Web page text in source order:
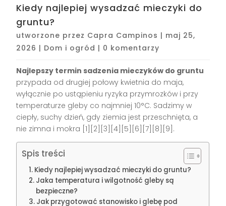
Kiedy najlepiej wysadzać mieczyki do
gruntu?
utworzone przez Capra Campinos | maj 25,
2026 | Dom i ogród | 0 komentarzy
Najlepszy termin sadzenia mieczyków do gruntu
przypada od drugiej połowy kwietnia do maja,
wyłącznie po ustąpieniu ryzyka przymrozków i przy
temperaturze gleby co najmniej 10°C. Sadzimy w
ciepły, suchy dzień, gdy ziemia jest przeschnięta, a
nie zimna i mokra [1][2][3][4][5][6][7][8][9].
Spis treści
Kiedy najlepiej wysadzać mieczyki do gruntu?
Jaka temperatura i wilgotność gleby są
bezpieczne?
Jak przygotować stanowisko i glebę pod